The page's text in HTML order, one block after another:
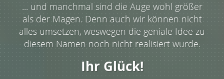
... und manchmal sind die Auge wohl größer
als der Magen. Denn auch wir können nicht
alles umsetzen, weswegen die geniale Idee zu
diesem Namen noch nicht realisiert wurde.
Ihr Glück!